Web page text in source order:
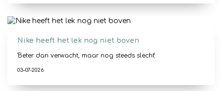
Nike heeft het lek nog niet boven
'Beter dan verwacht, maar nog steeds slecht'
03-07-2026